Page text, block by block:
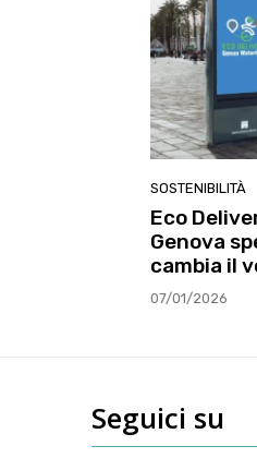
SOSTENIBILITÀ
Eco
Genova
cambia il
07/01/2026
Seguici su